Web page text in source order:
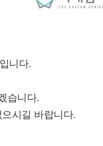
니다.
습니다.
시길 바랍니다.